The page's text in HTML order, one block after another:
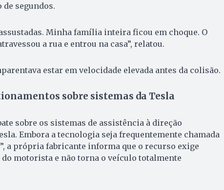
de segundos.
Minha família inteira ficou em choque. O
a rua e entrou na casa”, relatou.
estar em velocidade elevada antes da colisão.
sobre sistemas da Tesla
sobre os sistemas de assistência à direção
Embora a tecnologia seja frequentemente chamada
a própria fabricante informa que o recurso exige
motorista e não torna o veículo totalmente